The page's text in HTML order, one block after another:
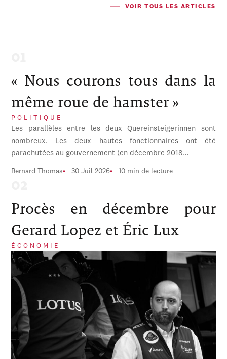
VOIR TOUS LES ARTICLES
« Nous courons tous dans la
même roue de hamster »
POLITIQUE
Les parallèles entre les deux Quereinsteigerinnen sont
nombreux. Les deux hautes fonctionnaires ont été
parachutées au gouvernement (en décembre 2018…
Bernard Thomas 30 Juil 2026 10 min de lecture
Procès en décembre pour
Gerard Lopez et Éric Lux
ÉCONOMIE